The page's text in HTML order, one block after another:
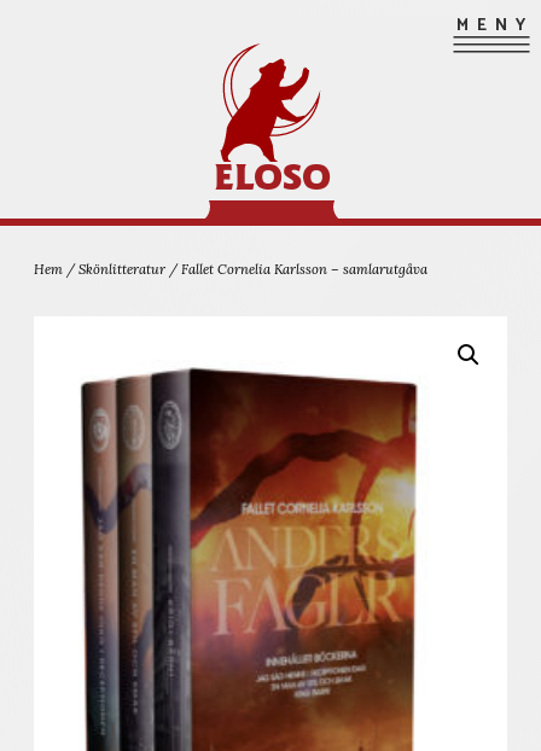
ELOSO
MENY
Hem /Skönlitteratur / Fallet Cornelia Karlsson – samlarutgåva